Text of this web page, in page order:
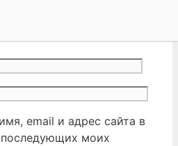
email и адрес сайта в
последующих моих